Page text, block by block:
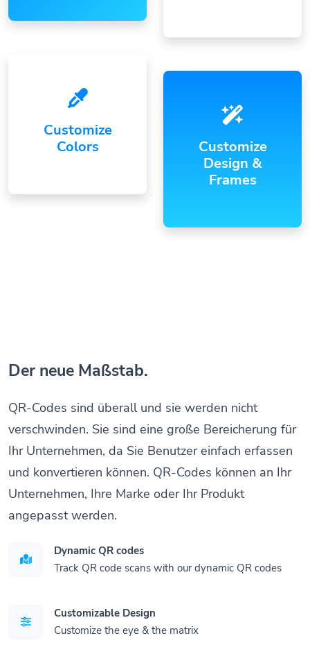
Customize
Colors
Customize
Design &
Frames
Der neue Maßstab.
QR-Codes sind überall und sie werden nicht
verschwinden. Sie sind eine große Bereicherung für
Ihr Unternehmen, da Sie Benutzer einfach erfassen
und konvertieren können. QR-Codes können an Ihr
Unternehmen, Ihre Marke oder Ihr Produkt
angepasst werden.
Dynamic QR codes
Track QR code scans with our dynamic QR codes
Customizable Design
Customize the eye & the matrix